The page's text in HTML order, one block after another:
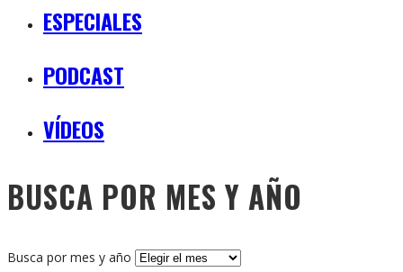
ESPECIALES
PODCAST
VÍDEOS
BUSCA POR MES Y AÑO
Busca por mes y año